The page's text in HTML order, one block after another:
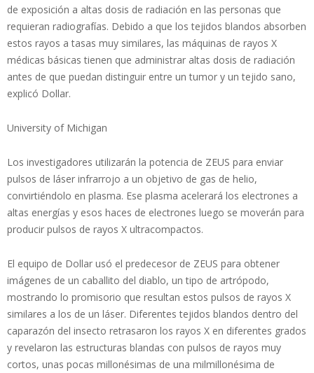
de exposición a altas dosis de radiación en las personas que
requieran radiografías. Debido a que los tejidos blandos absorben
estos rayos a tasas muy similares, las máquinas de rayos X
médicas básicas tienen que administrar altas dosis de radiación
antes de que puedan distinguir entre un tumor y un tejido sano,
explicó Dollar.
University of Michigan
Los investigadores utilizarán la potencia de ZEUS para enviar
pulsos de láser infrarrojo a un objetivo de gas de helio,
convirtiéndolo en plasma. Ese plasma acelerará los electrones a
altas energías y esos haces de electrones luego se moverán para
producir pulsos de rayos X ultracompactos.
El equipo de Dollar usó el predecesor de ZEUS para obtener
imágenes de un caballito del diablo, un tipo de artrópodo,
mostrando lo promisorio que resultan estos pulsos de rayos X
similares a los de un láser. Diferentes tejidos blandos dentro del
caparazón del insecto retrasaron los rayos X en diferentes grados
y revelaron las estructuras blandas con pulsos de rayos muy
cortos, unas pocas millonésimas de una milmillonésima de